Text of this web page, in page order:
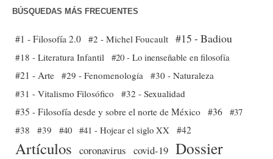
BÚSQUEDAS MÁS FRECUENTES
#1 - Filosofía 2.0 #2 - Michel Foucault #15 - Badiou
#18 - Literatura Infantil #20 - Lo inenseñable en filosofía
#21 - Arte #29 - Fenomenología
#30 - Naturaleza
#31 - Vitalismo Filosófico
#32 - Sexualidad
#35 - Filosofía desde y sobre el norte de México #36 #37
#38
#39 #40 #41 - Hojear el siglo XX #42
Artículos coronavirus covid-19 Dossier